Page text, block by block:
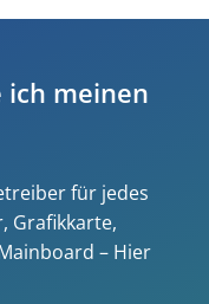
meinen
für jedes
Grafikkarte,
– Hier